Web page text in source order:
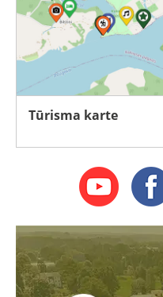
Tūrisma karte